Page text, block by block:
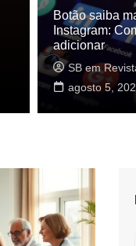
Cultura Dicas
Como dar
SB em Revista
Botão saiba
Instagram:
adicionar
SB em
agosto 5,